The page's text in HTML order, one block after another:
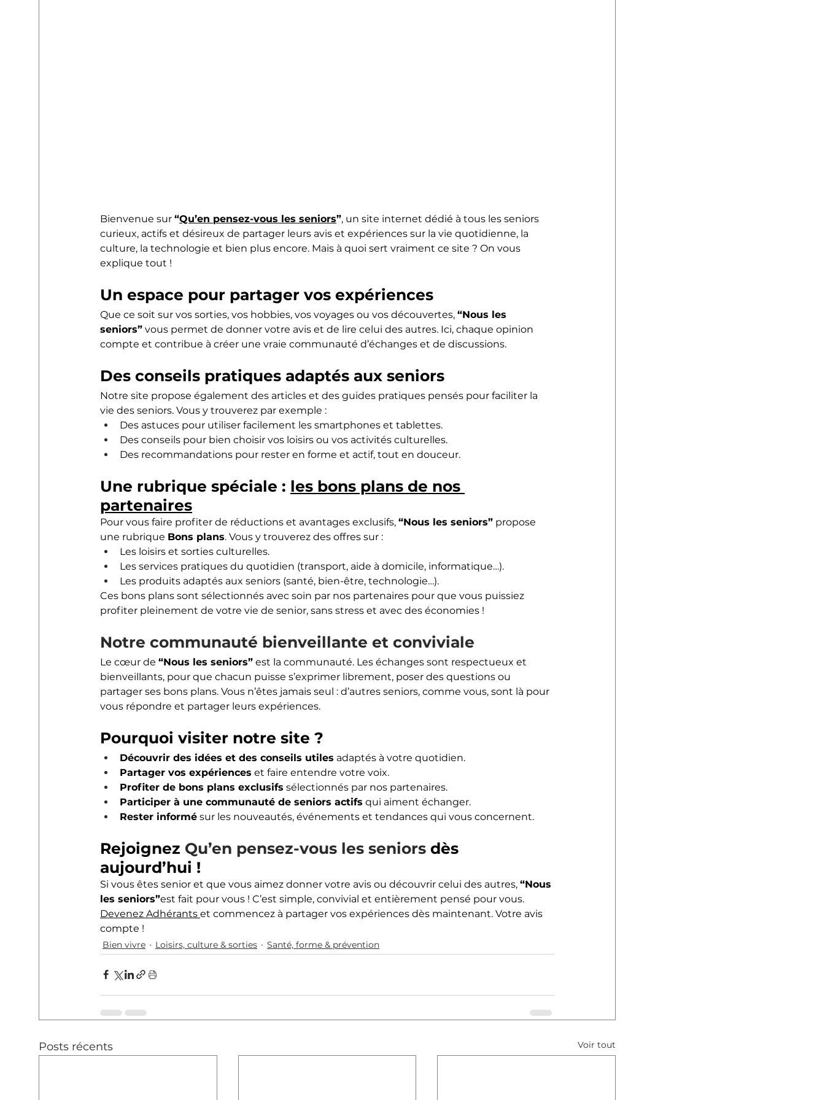
Bienvenue sur “Qu’en pensez-vous les seniors”, un site internet dédié à tous les seniors
curieux, actifs et désireux de partager leurs avis et expériences sur la vie quotidienne, la
culture, la technologie et bien plus encore. Mais à quoi sert vraiment ce site ? On vous
explique tout !
Un espace pour partager vos expériences
Que ce soit sur vos sorties, vos hobbies, vos voyages ou vos découvertes, “Nous les
seniors” vous permet de donner votre avis et de lire celui des autres. Ici, chaque opinion
compte et contribue à créer une vraie communauté d’échanges et de discussions.
Des conseils pratiques adaptés aux seniors
Notre site propose également des articles et des guides pratiques pensés pour faciliter la
vie des seniors. Vous y trouverez par exemple :
Des astuces pour utiliser facilement les smartphones et tablettes.
Des conseils pour bien choisir vos loisirs ou vos activités culturelles.
Des recommandations pour rester en forme et actif, tout en douceur.
Une rubrique spéciale : les bons plans de nos
partenaires
Pour vous faire profiter de réductions et avantages exclusifs, “Nous les seniors” propose
une rubrique Bons plans. Vous y trouverez des offres sur :
Les loisirs et sorties culturelles.
Les services pratiques du quotidien (transport, aide à domicile, informatique…).
Les produits adaptés aux seniors (santé, bien-être, technologie…).
Ces bons plans sont sélectionnés avec soin par nos partenaires pour que vous puissiez
profiter pleinement de votre vie de senior, sans stress et avec des économies !
Notre communauté bienveillante et conviviale
Le cœur de “Nous les seniors” est la communauté. Les échanges sont respectueux et
bienveillants, pour que chacun puisse s’exprimer librement, poser des questions ou
partager ses bons plans. Vous n’êtes jamais seul : d’autres seniors, comme vous, sont là pour
vous répondre et partager leurs expériences.
Pourquoi visiter notre site ?
Découvrir des idées et des conseils utiles adaptés à votre quotidien.
Partager vos expériences et faire entendre votre voix.
Profiter de bons plans exclusifs sélectionnés par nos partenaires.
Participer à une communauté de seniors actifs qui aiment échanger.
Rester informé sur les nouveautés, événements et tendances qui vous concernent.
Rejoignez Qu’en pensez-vous les seniors dès
aujourd’hui !
Si vous êtes senior et que vous aimez donner votre avis ou découvrir celui des autres, “Nous
les seniors”est fait pour vous ! C’est simple, convivial et entièrement pensé pour vous.
Devenez Adhérants et commencez à partager vos expériences dès maintenant. Votre avis
compte !
Bien vivre Loisirs, culture & sorties Santé, forme & prévention
Posts récents Voir tout